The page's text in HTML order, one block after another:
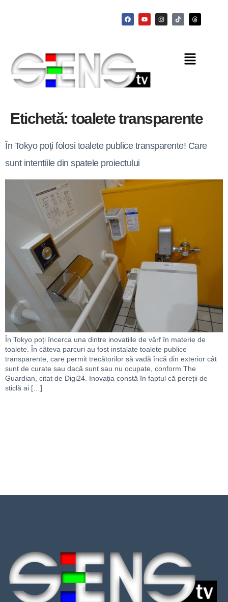
Etichetă: toalete transparente
În Tokyo poți folosi toalete publice transparente! Care
sunt intențiile din spatele proiectului
În Tokyo poți încerca una dintre inovațiile de vârf în materie de
toalete. În câteva parcuri au fost instalate toalete publice
transparente, care permit trecătorilor să vadă încă din exterior cât
sunt de curate sau dacă sunt sau nu ocupate, conform The
Guardian, citat de Digi24. Inovația constă în faptul că pereții de
sticlă ai […]